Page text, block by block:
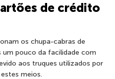
de crédito
os chupa-cabras de
um pouco da facilidade com
aos truques utilizados por
meios.